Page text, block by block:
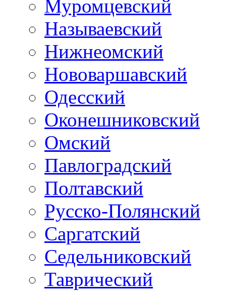
Муромцевский
Называевский
Нижнеомский
Нововаршавский
Одесский
Оконешниковский
Омский
Павлоградский
Полтавский
Русско-Полянский
Саргатский
Седельниковский
Таврический